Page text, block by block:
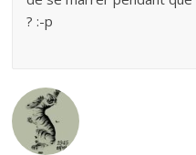
? :-p